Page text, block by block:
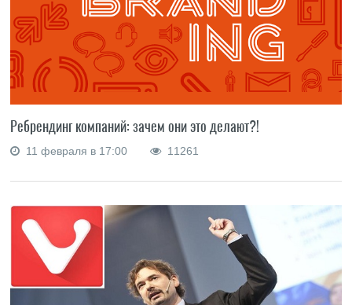
Ребрендинг компаний: зачем они это делают?!
11 февраля в 17:00 11261